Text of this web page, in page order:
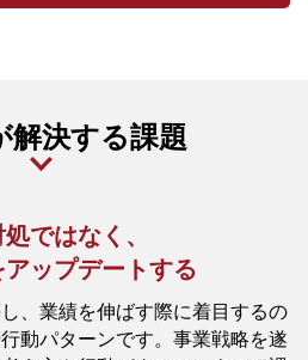
解決する課題
ではなく、
ップデートする
、業績を伸ばす際に着目するの
動パターンです。事業戦略を遂